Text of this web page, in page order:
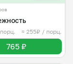
≈ 255₽ / порц.
765 ₽